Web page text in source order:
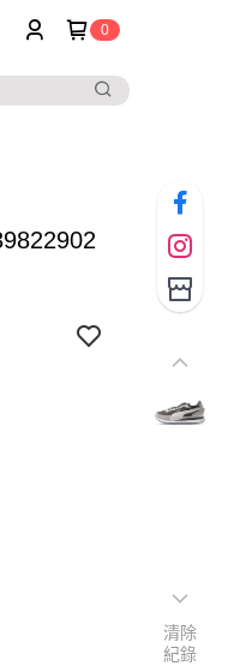
0
清除
紀錄